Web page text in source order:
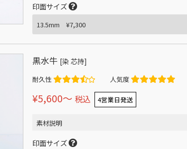
印面サイズ
黒水牛 [染 芯持]
耐久性 人気度
¥5,600〜 税込 4営業日発送
素材説明
印面サイズ